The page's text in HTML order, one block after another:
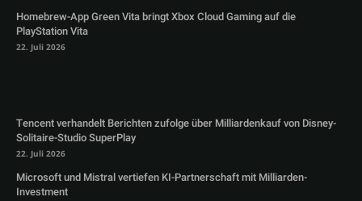
Homebrew-App Green Vita bringt Xbox Cloud Gaming auf die
PlayStation Vita
22. Juli 2026
Tencent verhandelt Berichten zufolge über Milliardenkauf von Disney-
Solitaire-Studio SuperPlay
22. Juli 2026
Microsoft und Mistral vertiefen KI-Partnerschaft mit Milliarden-
Investment